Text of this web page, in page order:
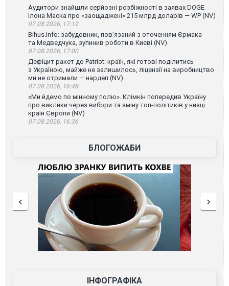
Аудитори знайшли серйозні розбіжності в заявах DOGE
Ілона Маска про «заощаджені» 215 млрд доларів — WP (NV)
07.08.2026, 17:12
Bihus.Info: забудовник, пов’язаний з оточенням Єрмака
та Медведчука, зупинив роботи в Києві (NV)
07.08.2026, 17:00
Дефіцит ракет до Patriot: країн, які готові поділитись
з Україною, майже не залишилось, ліцензії на виробництво
ми не отримали — нардеп (NV)
07.08.2026, 16:48
«Ми йдемо по мінному полю». Клімкін попередив Україну
про виклики через вибори та зміну топ-політиків у низці
країн Європи (NV)
07.08.2026, 16:36
БЛОГОЖАБИ
ІНФОГРАФІКА